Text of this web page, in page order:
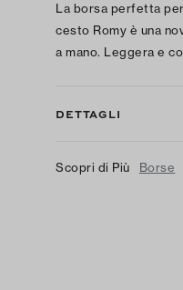
La borsa perfetta
cesto Romy è una
a mano. Leggera e
DETTAGLI
Scopri di Più Borse